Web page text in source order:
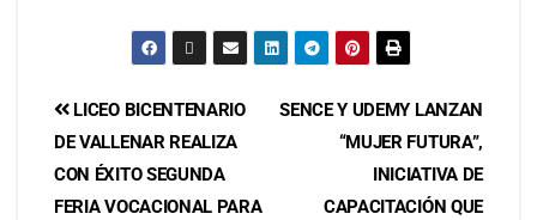
SENCE Y UDEMY LANZAN
“MUJER FUTURA”,
INICIATIVA DE
CAPACITACIÓN QUE
LICEO BICENTENARIO
DE VALLENAR REALIZA
CON ÉXITO SEGUNDA
FERIA VOCACIONAL PARA